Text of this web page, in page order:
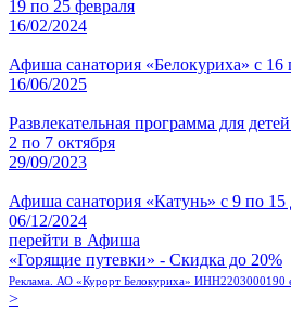
19 по 25 февраля
16/02/2024
Афиша санатория «Белокуриха» с 16
16/06/2025
Развлекательная программа для
2 по 7 октября
29/09/2023
Афиша санатория «Катунь» с 9 по 15
06/12/2024
перейти в Афиша
«Горящие путевки» - Скидка до 20%
Реклама. АО «Курорт Белокуриха» ИНН2203000190
>